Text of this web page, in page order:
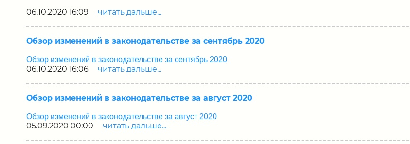
06.10.2020 16:09 читать дальше...
Обзор изменений в законодательстве за сентябрь 2020
Обзор изменений в законодательстве за сентябрь 2020
06.10.2020 16:06 читать дальше...
Обзор изменений в законодательстве за август 2020
Обзор изменений в законодательстве за август 2020
05.09.2020 00:00 читать дальше...